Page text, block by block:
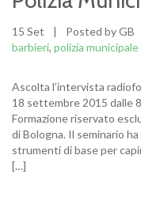
15 Set | Posted by GB
barbieri, polizia
Ascolta l’intervista
18 settembre 2015 dalle
Formazione riservato
di Bologna. Il seminario
strumenti di base per
[…]